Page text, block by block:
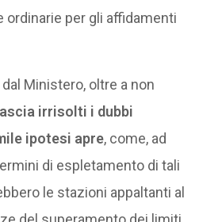
ordinarie per gli affidamenti
Ministero, oltre a non
irrisolti i dubbi
ipotesi apre, come, ad
di espletamento di tali
le stazioni appaltanti al